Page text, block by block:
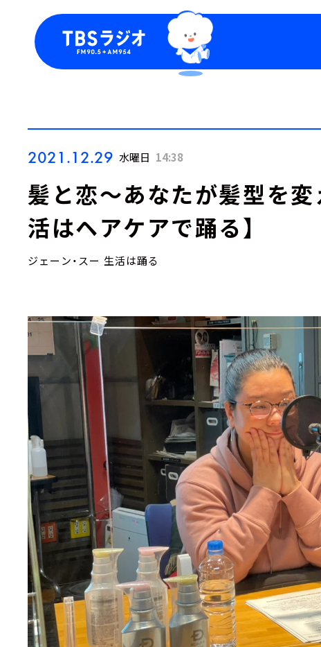
2021.12.29 水曜日 14:38
髪と恋～あなたが髪型を
活はヘアケアで踊る】
ジェーン・スー 生活は踊る